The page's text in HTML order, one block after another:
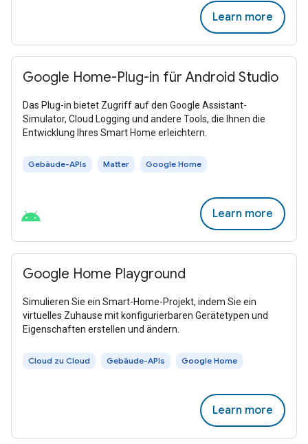
Learn more
Google Home-Plug-in für Android Studio
Das Plug-in bietet Zugriff auf den Google Assistant-
Simulator, Cloud Logging und andere Tools, die Ihnen die
Entwicklung Ihres Smart Home erleichtern.
Gebäude-APIs Matter Google Home
Learn more
Google Home Playground
Simulieren Sie ein Smart-Home-Projekt, indem Sie ein
virtuelles Zuhause mit konfigurierbaren Gerätetypen und
Eigenschaften erstellen und ändern.
Cloud zu Cloud Gebäude-APIs Google Home
Learn more